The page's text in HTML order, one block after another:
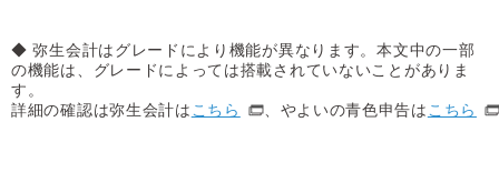
◆ 弥生会計はグレードにより機能が異なります。本文中の一部
の機能は、グレードによっては搭載されていないことがありま
す。
詳細の確認は弥生会計はこちら 、やよいの青色申告はこちら